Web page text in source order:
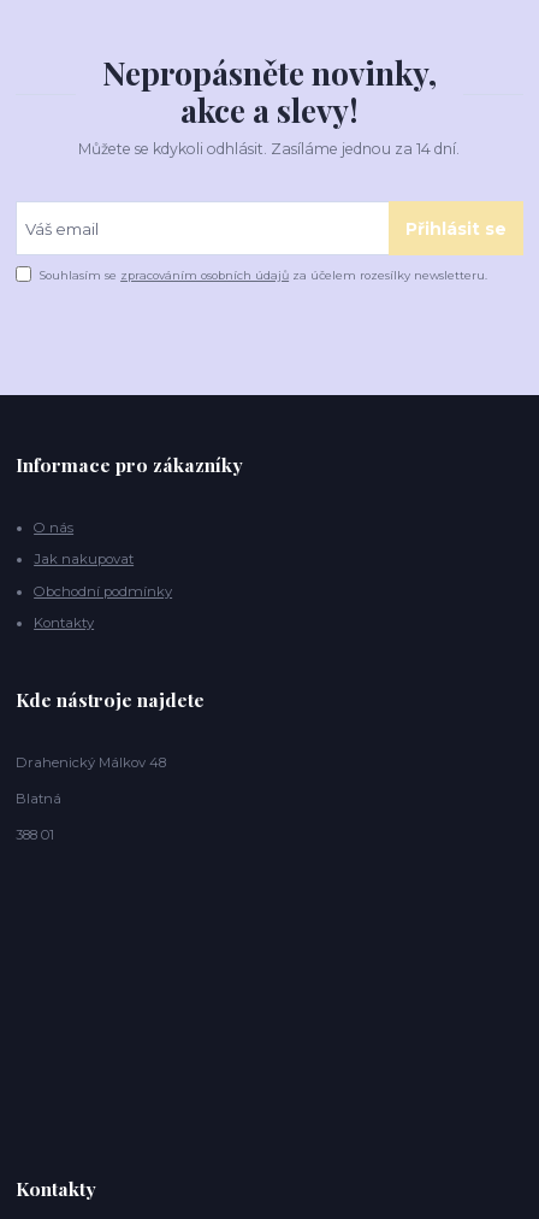
Nepropásněte novinky,
akce a slevy!
Můžete se kdykoli odhlásit. Zasíláme jednou za 14 dní.
Přihlásit se
Souhlasím se zpracováním osobních údajů za účelem rozesílky newsletteru.
Informace pro zákazníky
O nás
Jak nakupovat
Obchodní podmínky
Kontakty
Kde nástroje najdete
Drahenický Málkov 48
Blatná
388 01
Kontakty